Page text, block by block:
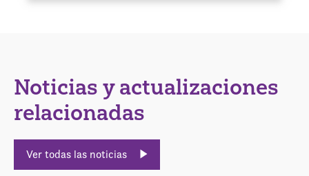
Noticias y actualizaciones
relacionadas
Ver todas las noticias